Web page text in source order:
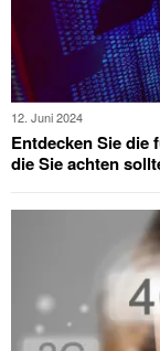
12. Juni 2024
Entdecken Sie die
die Sie achten